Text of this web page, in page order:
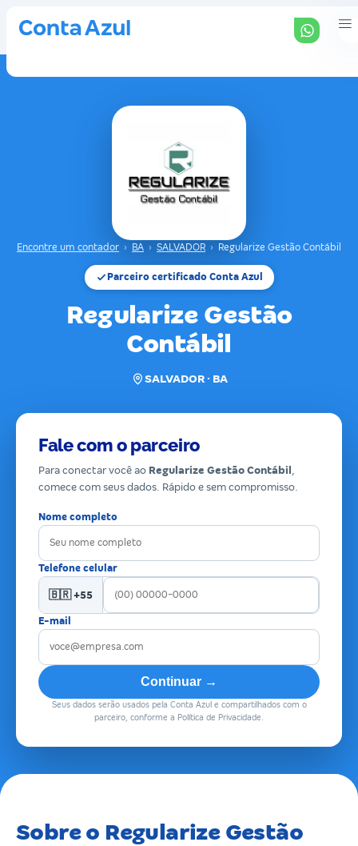
Encontre um contador › BA › SALVADOR › Regularize Gestão Contábil
Parceiro certificado Conta Azul
Regularize Gestão
Contábil
SALVADOR · BA
Fale com o parceiro
Para conectar você ao Regularize Gestão Contábil ,
comece com seus dados. Rápido e sem compromisso.
Nome completo
Telefone celular
🇧🇷 +55
E-mail
Continuar →
Seus dados serão usados pela Conta Azul e compartilhados com o
parceiro, conforme a Política de Privacidade.
Sobre o Regularize Gestão